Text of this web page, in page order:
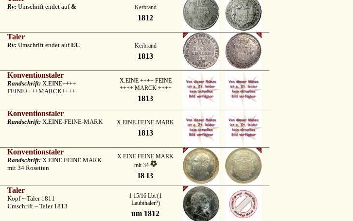
Rv: Umschrift endet auf& Kerbrand
1812
Taler
Rv: Umschrift endet aufEC Kerbrand
1813
Konventionstaler
Randschrift: X.EINE++++
FEINE++++MARCK++++
X.EINE ++++ FEINE
++++ MARCK ++++
1813
Konventionstaler
Randschrift: X.EINE-FEINE-MARK X.EINE-FEINE-MARK
1813
Konventionstaler
Randschrift: X EINE FEINE MARK
mit 34 Rosetten
X EINE FEINE MARK
mit 34
I8 I3
Taler
Kopf ~ Taler 1811
Umschrift ~ Taler 1813
1 15/16 Lbt (1
Laubthaler?)
um 1812